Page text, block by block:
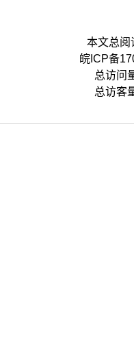
本文总
皖ICP备
总访问
总访客